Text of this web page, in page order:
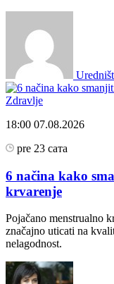
Zdravlje
18:00 07.08.2026
pre 23 сата
6 načina kako
krvarenje
Pojačano menstrualno
značajno uticati na
nelagodnost.